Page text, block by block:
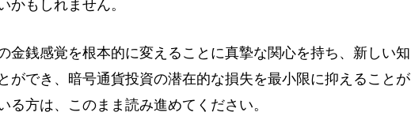
かもしれません。
金銭感覚を根本的に変えることに真摯な関心を持ち、新しい知
ができ、暗号通貨投資の潜在的な損失を最小限に抑えることが
る方は、このまま読み進めてください。